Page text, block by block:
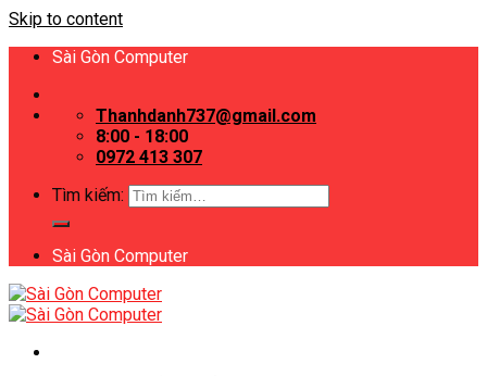
Skip to content
Sài Gòn Computer
Thanhdanh737@gmail.com
8:00 - 18:00
0972 413 307
Tìm kiếm:
Sài Gòn Computer